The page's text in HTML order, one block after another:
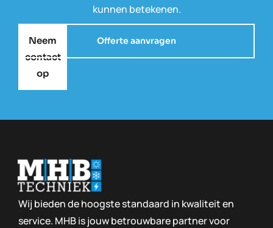
kunnen betekenen.
Neem
contact
op
Offerte aanvragen
Wij bieden de hoogste standaard in kwaliteit en
service. MHB is jouw betrouwbare partner voor